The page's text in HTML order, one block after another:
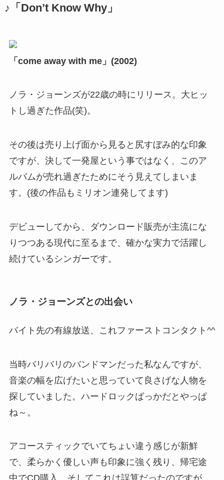
♪「Don’t Know Why」
「come away with me」(2002)
ノラ・ジョーンズが22歳の時にリリース。大ヒッ
トし過ぎた作品(笑)。
その後は売り上げ面から見ると尻すぼみ的な印象
ですが、決して一発屋という事ではなく、このア
ルバムが売れ過ぎたためにそう見えてしまいま
す。(後の作品もミリオン連発してます)
デビューしてから、ダウンロード販売が主流にな
りつつある現代に至るまで、確かな実力で活躍し
続けているシンガーです。
ノラ・ジョーンズとの出会い
バイト先の有線放送、これファーストコンタクト^^
当時バリバリのバンドマンだった私なんですが、
音楽の幅を広げたいと思っていて良さげな人物を
探していました。ハードロックばっかだとやっぱ
ね～。
アコースティックでいてちょい違う感じが新鮮
で、柔らかく優しい声も印象に強く残り、帰宅途